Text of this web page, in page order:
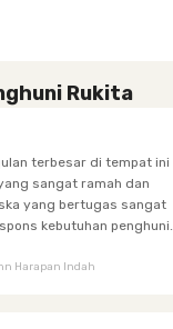
Rukita
terbesar di tempat ini
sangat
kebutuhan penghuni.
keset karena sempat
Harapan Indah